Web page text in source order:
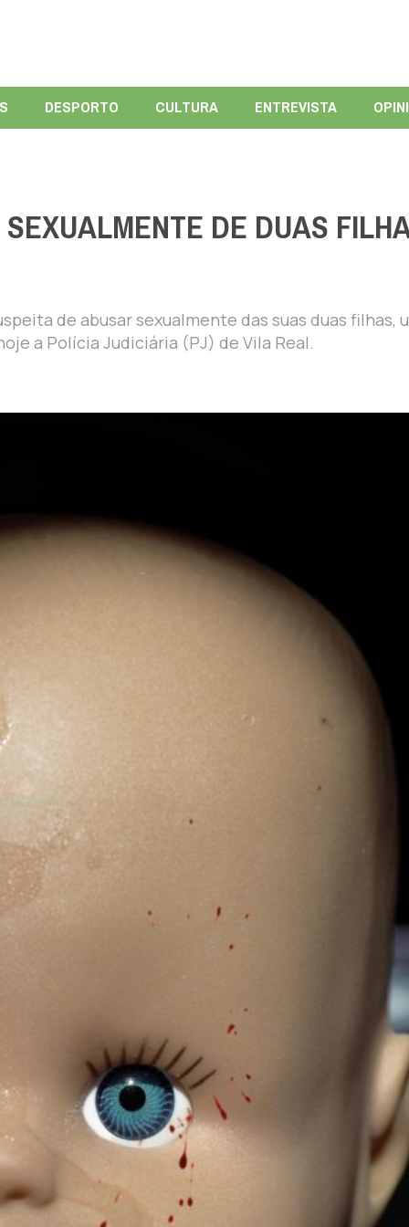
DESPORTO CULTURA ENTREVISTA
DE DUAS
de abusar sexualmente das suas duas filhas,
a Polícia Judiciária (PJ) de Vila Real.